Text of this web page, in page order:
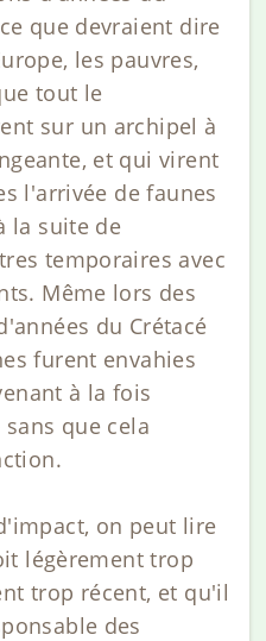
que devraient dire
les pauvres,
tout le
sur un archipel à
et qui virent
l'arrivée de faunes
la suite de
temporaires avec
Même lors des
du Crétacé
furent envahies
à la fois
que cela
on peut lire
légèrement trop
trop récent, et qu'il
des